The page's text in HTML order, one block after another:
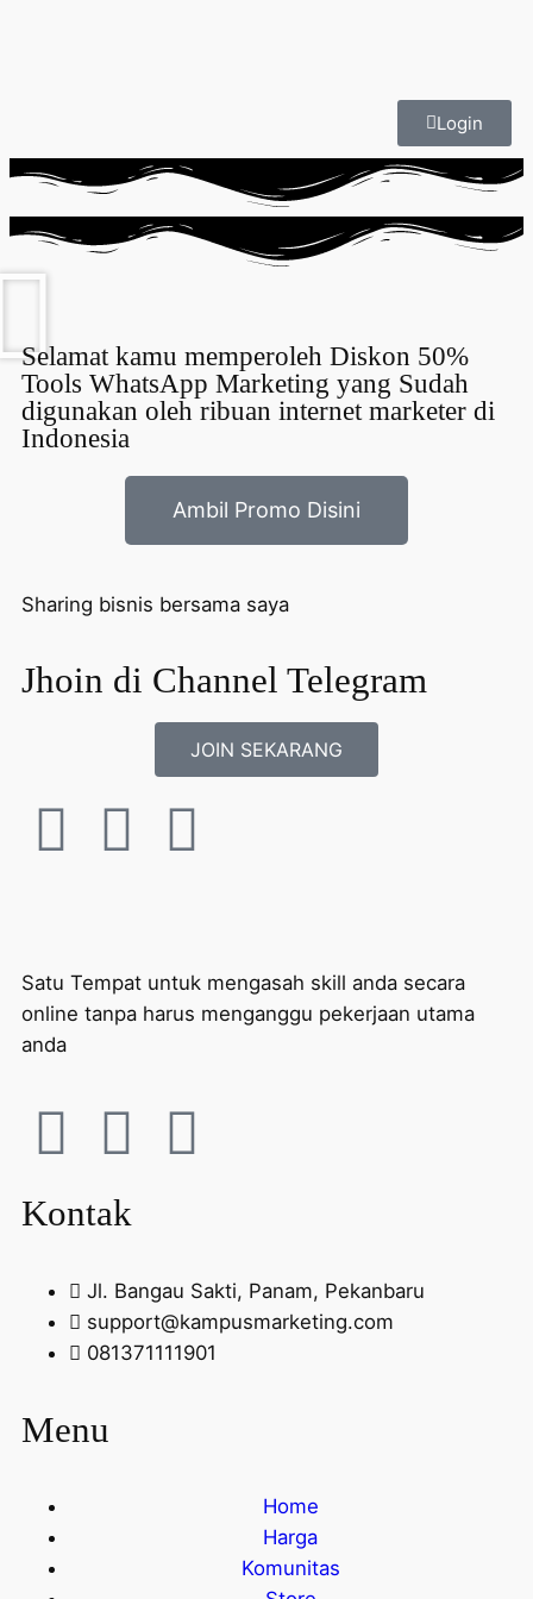
Login
Selamat kamu memperoleh Diskon 50%
Tools WhatsApp Marketing yang Sudah
digunakan oleh ribuan internet marketer di
Indonesia
Ambil Promo Disini
Sharing bisnis bersama saya
Jhoin di Channel Telegram
JOIN SEKARANG
Satu Tempat untuk mengasah skill anda secara
online tanpa harus menganggu pekerjaan utama
anda
Kontak
Jl. Bangau Sakti, Panam, Pekanbaru
support@kampusmarketing.com
081371111901
Menu
Home
Harga
Komunitas